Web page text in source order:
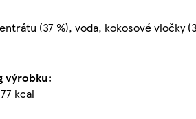
(37 %), voda, kokosové vločky
výrobku:
kcal